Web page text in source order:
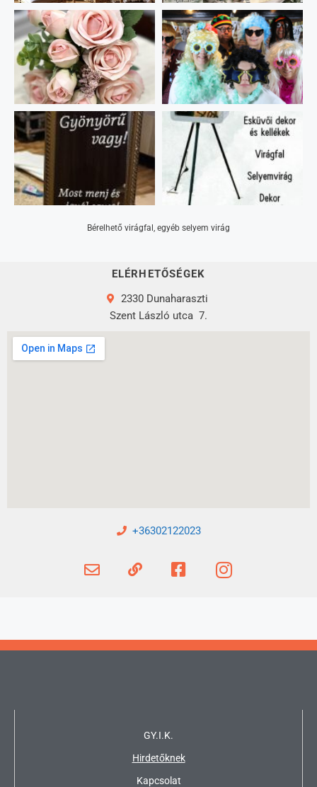
Bérelhető virágfal, egyéb selyem virág
ELÉRHETŐSÉGEK
2330 Dunaharaszti
Szent László utca 7.
+36302122023
GY.I.K.
Hirdetőknek
Kapcsolat